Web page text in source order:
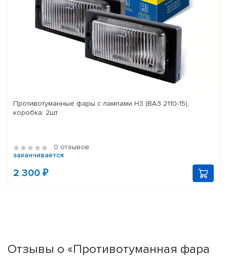
Противотуманные фары с лампами H3 (ВАЗ 2110-15),
коробка: 2шт
0 отзывов
заканчивается
2 300 ₽
Отзывы о «Противотуманная фара